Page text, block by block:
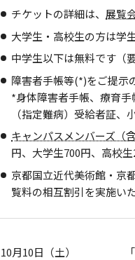
チケットの詳細は、 展覧
大学生・高校生の方は学
中学生以下は無料です（
障害者手帳等(*)をご提示
*身体障害者手帳、療育
（指定難病）受給者証
キャンパスメンバーズ（含
円、大学生700円、高校
京都国立近代美術館・京
覧料の相互割引を実施い
10月10日（土）